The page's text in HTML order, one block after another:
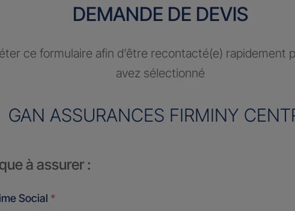
DEMANDE DE DEVIS
ce formulaire afin d’être recontacté(e) rapidement
avez sélectionné
GAN ASSURANCES FIRMINY
à assurer :
Social *